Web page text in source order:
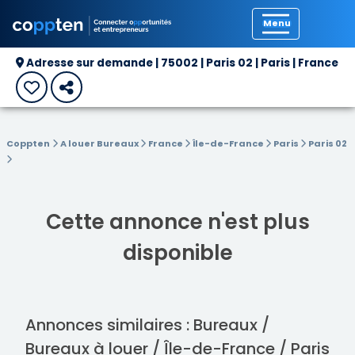
Adresse sur demande | 75002 | Paris 02 | Paris | France
Coppten A louer Bureaux France Île-de-France Paris Paris 02
Cette annonce n'est plus
disponible
Annonces similaires : Bureaux /
Bureaux à louer / Île-de-France / Paris